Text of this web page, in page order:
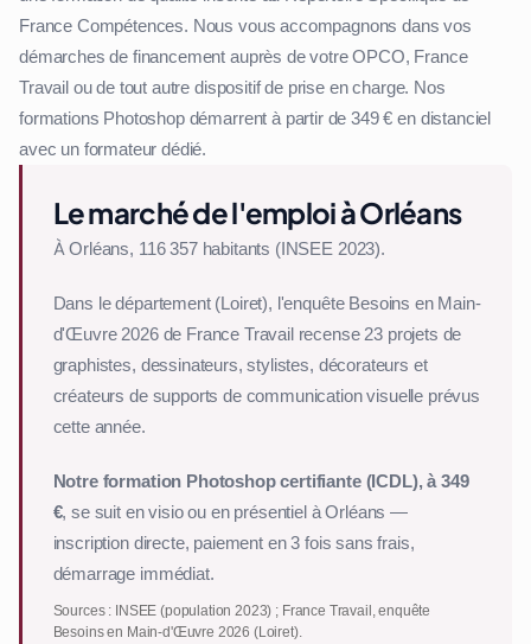
France Compétences. Nous vous accompagnons dans vos
démarches de financement auprès de votre OPCO, France
Travail ou de tout autre dispositif de prise en charge. Nos
formations Photoshop démarrent à partir de 349 € en distanciel
avec un formateur dédié.
Le marché de l'emploi à Orléans
À Orléans, 116 357 habitants (INSEE 2023).
Dans le département (Loiret), l'enquête Besoins en Main-
d'Œuvre 2026 de France Travail recense 23 projets de
graphistes, dessinateurs, stylistes, décorateurs et
créateurs de supports de communication visuelle prévus
cette année.
Notre formation Photoshop certifiante (ICDL), à 349
€, se suit en visio ou en présentiel à Orléans —
inscription directe, paiement en 3 fois sans frais,
démarrage immédiat.
Sources : INSEE (population 2023) ; France Travail, enquête
Besoins en Main-d'Œuvre 2026 (Loiret).